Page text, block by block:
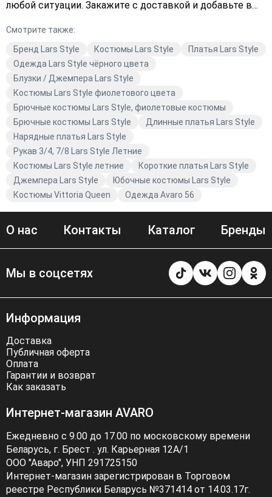
любой ситуации. Закажите с доставкой и добавьте в
Style.
Смотрите также:
Бренд Lars Style
Костюмы Lars Style
Платья Lars Style
Одежда Lars Style чёрного цвета
Блузки / Джемпера Lars Style
Костюмы Lars Style фиолетового цвета
Брючные костюмы Lars Style, фиолетовые костюмы
Брючные костюмы Lars Style
Длинные платья Lars Style
Нарядные платья Lars Style
Рукав 3/4, 7/8 Lars Style Летние
Костюмы Lars Style летние
Короткие платья Lars Style
Джемпера Lars Style
Юбочные костюмы Lars Style
Костюмы Vittoria Queen
Одежда Avaro 56
О нас Контакты Каталог Бренды
Мы в соцсетях
Информация
Доставка
Публичная оферта
Оплата
Гарантии и возврат
Как заказать
Интернет-магазин AVARO
Ежедневно с 9.00 до 17.00 по московскому времени
Беларусь, г. Брест . ул. Карьерная 12А/1
ООО "Аваро", УНП 291725150
Интернет-магазин зарегистрирован в Торговом
реестре Республики Беларусь №371414 от 14.03.17г.